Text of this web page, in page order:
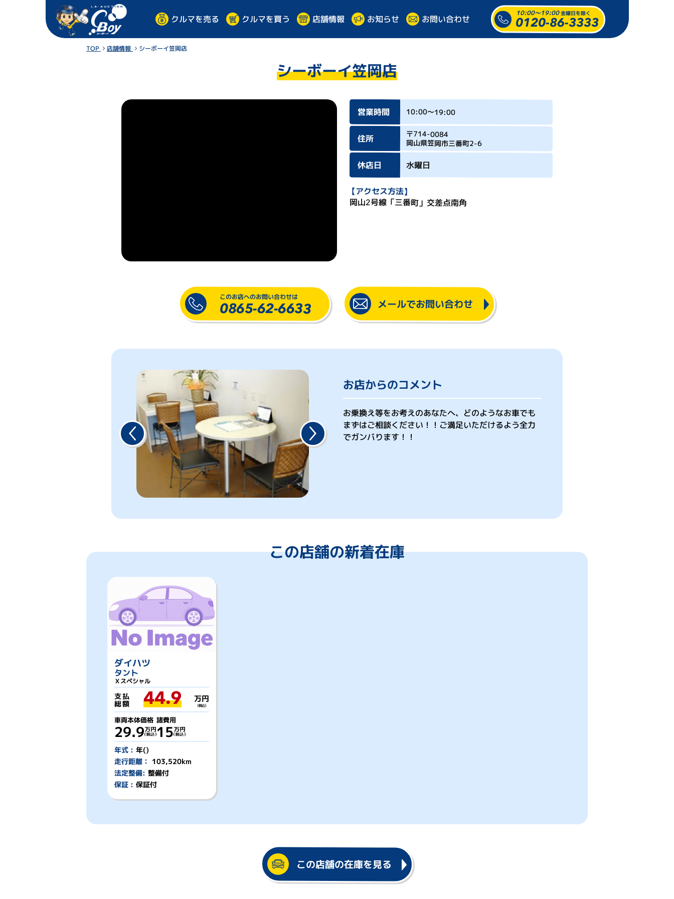
クルマを売る クルマを買う 店舗情報 お知らせ お問い合わせ
10:00～19:00 金曜日を除く
0120-86-3333
TOP 店舗情報 シーボーイ笠岡店
シーボーイ笠岡店
営業時間 10:00～19:00
住所 〒714-0084
岡山県笠岡市三番町2-6
休店日 水曜日
【アクセス方法】
岡山2号線「三番町」交差点南角
このお店へのお問い合わせは
0865-62-6633 メールでお問い合わせ
お店からのコメント
お乗換え等をお考えのあなたへ、どのようなお車でも
まずはご相談ください！！ご満足いただけるよう全力
でガンバります！！
この店舗の新着在庫
ダイハツ
タント
Ｘスペシャル
支払
総額 44.9 万円
（税込）
車両本体価格
29.9
諸費用
15
年式 : 年()
走行距離： 103,520km
法定整備: 整備付
保証 : 保証付
この店舗の在庫を見る